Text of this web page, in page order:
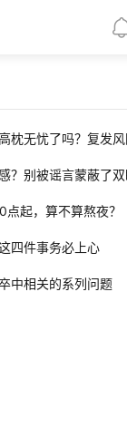
枕无忧了吗？复发
？别被谣言蒙蔽了双
起，算不算熬夜？
四件事务必上心
中相关的系列问题